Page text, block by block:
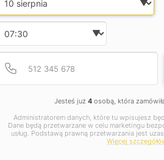
plażą i
prywatnej części na plaży,
odświeżonych wnętrz
wczasy w Chorwacji.
informacje:
Jesteś już 4 osobą, która
Administratorem danych, które tu wpisujesz
Dane będą przetwarzane w celu marketingu
usług. Podstawą prawną przetwarzania jest
Więcej